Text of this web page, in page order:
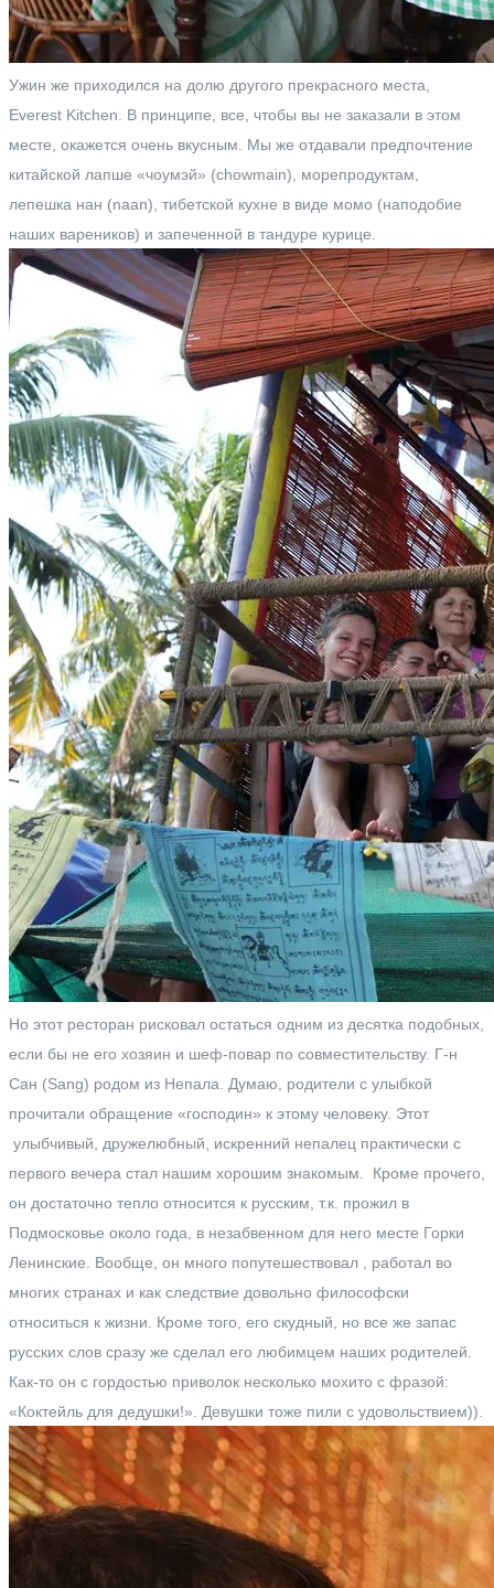
Ужин же приходился на долю другого прекрасного места,
Everest Kitchen. В принципе, все, чтобы вы не заказали в этом
месте, окажется очень вкусным. Мы же отдавали предпочтение
китайской лапше «чоумэй» (chowmain), морепродуктам,
лепешка нан (naan), тибетской кухне в виде момо (наподобие
наших вареников) и запеченной в тандуре курице.
Но этот ресторан рисковал остаться одним из десятка подобных,
если бы не его хозяин и шеф-повар по совместительству. Г-н
Сан (Sang) родом из Непала. Думаю, родители с улыбкой
прочитали обращение «господин» к этому человеку. Этот
улыбчивый, дружелюбный, искренний непалец практически с
первого вечера стал нашим хорошим знакомым. Кроме прочего,
он достаточно тепло относится к русским, т.к. прожил в
Подмосковье около года, в незабвенном для него месте Горки
Ленинские. Вообще, он много попутешествовал , работал во
многих странах и как следствие довольно философски
относиться к жизни. Кроме того, его скудный, но все же запас
русских слов сразу же сделал его любимцем наших родителей.
Как-то он с гордостью приволок несколько мохито с фразой:
«Коктейль для дедушки!». Девушки тоже пили с удовольствием)).